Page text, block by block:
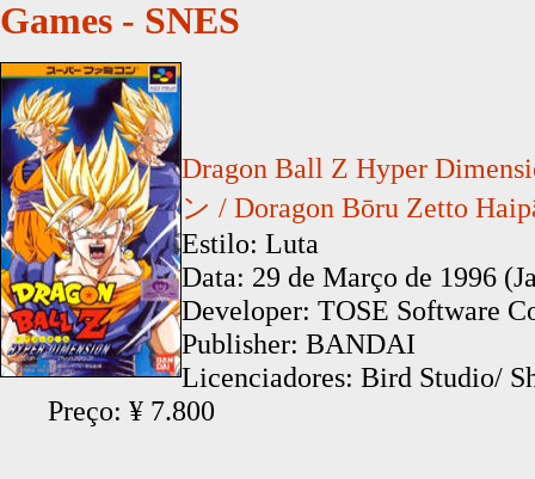
Games - SNES
Dragon Ball Z Hyper
ン / Doragon Bōru Zetto
Estilo: Luta
Data: 29 de Março de 1996
Developer: TOSE Software
Publisher: BANDAI
Licenciadores: Bird Studio/
Preço: ¥ 7.800